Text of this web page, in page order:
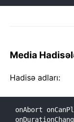
Media
Hadisə adları:
onAbort